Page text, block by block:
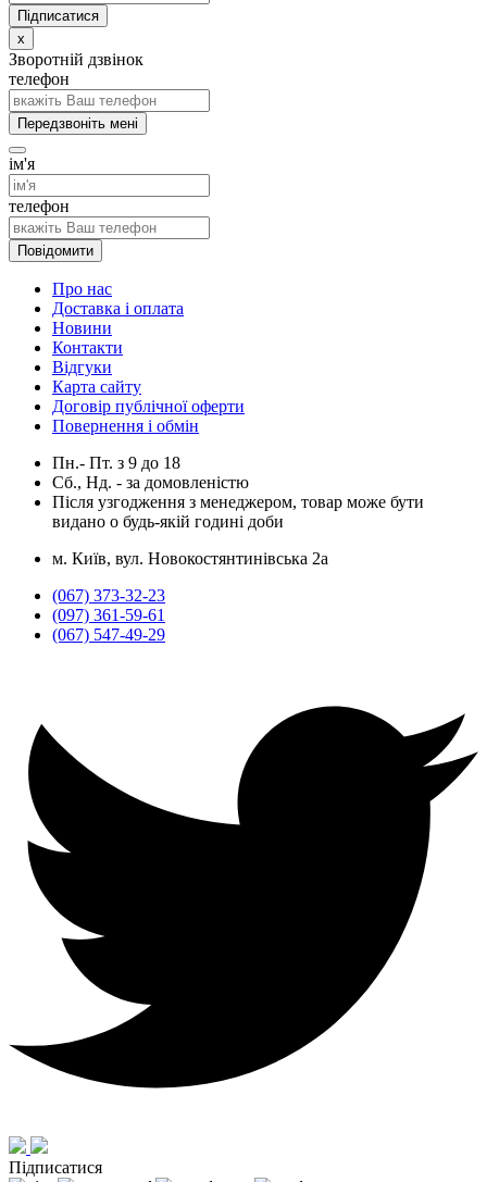
x
Зворотній дзвінок
телефон
Передзвоніть мені
ім'я
телефон
Повідомити
Про нас
Доставка і оплата
Новини
Контакти
Відгуки
Карта сайту
Договір публічної оферти
Повернення і обмін
Пн.- Пт. з 9 до 18
Сб., Нд. - за домовленістю
Після узгодження з менеджером, товар може бути
видано о будь-якій годині доби
м. Київ, вул. Новокостянтинівська 2а
(067) 373-32-23
(097) 361-59-61
(067) 547-49-29
Підписатися